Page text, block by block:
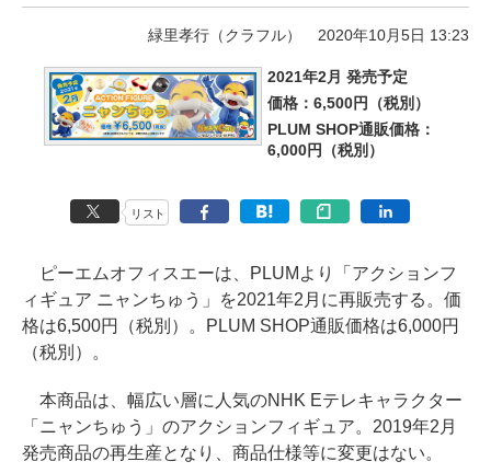
緑里孝行（クラフル） 2020年10月5日 13:23
2021年2月 発売予定
価格：6,500円（税別）
PLUM SHOP通販価格：
6,000円（税別）
リスト
ピーエムオフィスエーは、PLUMより「アクションフ
ィギュア ニャンちゅう」を2021年2月に再販売する。価
格は6,500円（税別）。PLUM SHOP通販価格は6,000円
（税別）。
本商品は、幅広い層に人気のNHK Eテレキャラクター
「ニャンちゅう」のアクションフィギュア。2019年2月
発売商品の再生産となり、商品仕様等に変更はない。